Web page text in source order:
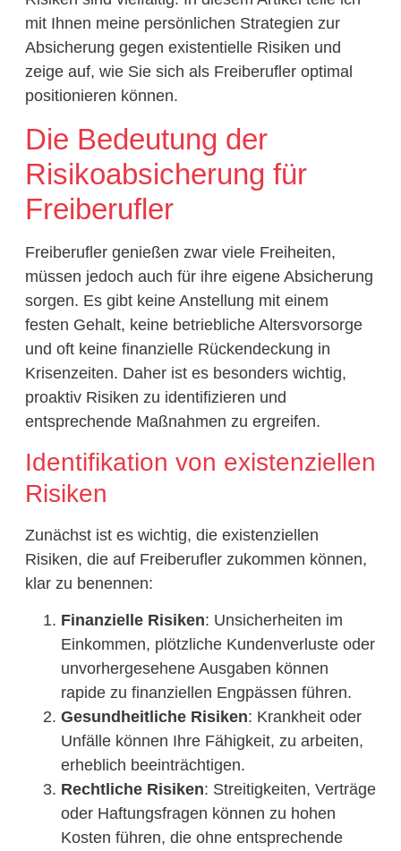
mit Ihnen meine persönlichen Strategien zur
Absicherung gegen existentielle Risiken und
zeige auf, wie Sie sich als Freiberufler optimal
positionieren können.
Die Bedeutung der
Risikoabsicherung für
Freiberufler
Freiberufler genießen zwar viele Freiheiten,
müssen jedoch auch für ihre eigene Absicherung
sorgen. Es gibt keine Anstellung mit einem
festen Gehalt, keine betriebliche Altersvorsorge
und oft keine finanzielle Rückendeckung in
Krisenzeiten. Daher ist es besonders wichtig,
proaktiv Risiken zu identifizieren und
entsprechende Maßnahmen zu ergreifen.
Identifikation von existenziellen
Risiken
Zunächst ist es wichtig, die existenziellen
Risiken, die auf Freiberufler zukommen können,
klar zu benennen:
Finanzielle Risiken: Unsicherheiten im
Einkommen, plötzliche Kundenverluste oder
unvorhergesehene Ausgaben können
rapide zu finanziellen Engpässen führen.
Gesundheitliche Risiken: Krankheit oder
Unfälle können Ihre Fähigkeit, zu arbeiten,
erheblich beeinträchtigen.
Rechtliche Risiken: Streitigkeiten, Verträge
oder Haftungsfragen können zu hohen
Kosten führen, die ohne entsprechende